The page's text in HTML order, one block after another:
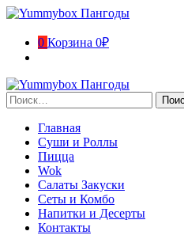
Перейти
содержимому
0 Корзина 0₽
Найти:
Главная
Суши и Роллы
Пицца
Wok
Салаты Закуски
Сеты и Комбо
Напитки и Десерты
Контакты